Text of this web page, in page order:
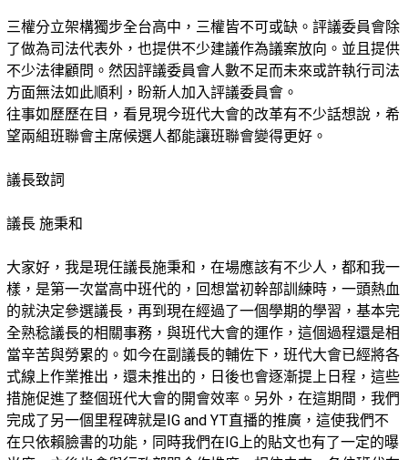
三權分立架構獨步全台高中，三權皆不可或缺。評議委員會除
了做為司法代表外，也提供不少建議作為議案放向。並且提供
不少法律顧問。然因評議委員會人數不足而未來或許執行司法
方面無法如此順利，盼新人加入評議委員會。
往事如歷歷在目，看見現今班代大會的改革有不少話想說，希
望兩組班聯會主席候選人都能讓班聯會變得更好。
議長致詞
議長 施秉和
大家好，我是現任議長施秉和，在場應該有不少人，都和我一
樣，是第一次當高中班代的，回想當初幹部訓練時，一頭熱血
的就決定參選議長，再到現在經過了一個學期的學習，基本完
全熟稔議長的相關事務，與班代大會的運作，這個過程還是相
當辛苦與勞累的。如今在副議長的輔佐下，班代大會已經將各
式線上作業推出，還未推出的，日後也會逐漸提上日程，這些
措施促進了整個班代大會的開會效率。另外，在這期間，我們
完成了另一個里程碑就是IG and YT直播的推廣，這使我們不
在只依賴臉書的功能，同時我們在IG上的貼文也有了一定的曝